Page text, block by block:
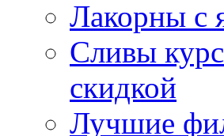
Лакорны с
Сливы
скидкой
Лучшие